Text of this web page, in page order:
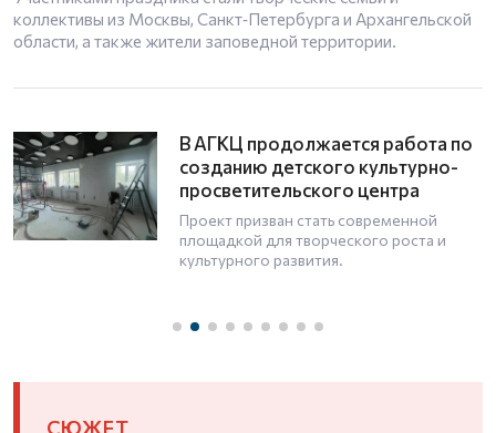
коллективы из Москвы, Санкт‑Петербурга и Архангельской
области, а также жители заповедной территории.
В АГКЦ продолжается работа по
созданию детского культурно-
просветительского центра
Проект призван стать современной
площадкой для творческого роста и
культурного развития.
СЮЖЕТ